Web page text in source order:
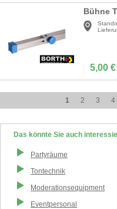
Bühne
5,00 €
1 2 3 4
Das könnte Sie auch
Partyräume
Tontechnik
Moderationsequipment
Eventpersonal